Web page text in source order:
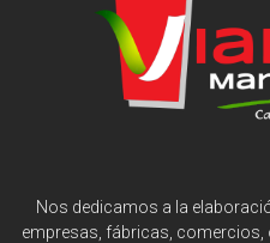
Nos dedicamos a la
empresas, fábricas,